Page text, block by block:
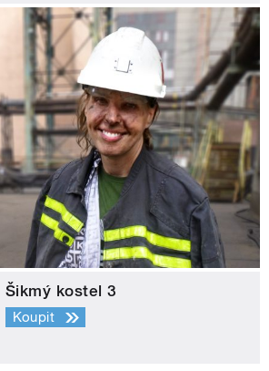
Šikmý kostel 3
Koupit